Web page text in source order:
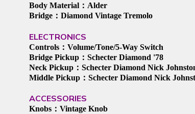
Body Material：Alder
Bridge：Diamond Vintage Tremolo
ELECTRONICS
Controls：Volume/Tone/5-Way Switch
Bridge Pickup：Schecter Diamond '78
Neck Pickup：Schecter Diamond Nick
Middle Pickup：Schecter Diamond Nick
ACCESSORIES
Knobs：Vintage Knob